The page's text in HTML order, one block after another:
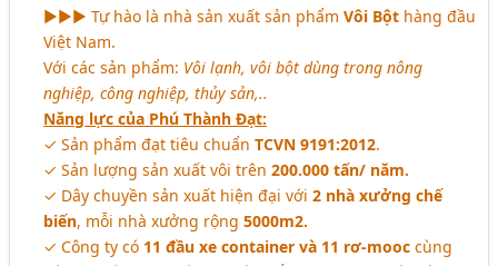
►►► Tự hào là nhà sản xuất sản phẩmVôi Bột hàng đầu
Việt Nam.
Với các sản phẩm: Vôi lạnh, vôi bột dùng trong nông
nghiệp, công nghiệp, thủy sản,..
Năng lực của Phú Thành Đạt:
✓ Sản phẩm đạt tiêu chuẩnTCVN 9191:2012.
✓ Sản lượng sản xuất vôi trên200.000 tấn/ năm.
✓ Dây chuyền sản xuất hiện đại với2 nhà xưởng chế
biến, mỗi nhà xưởng rộng5000m2.
✓ Công ty có 11 đầu xe container và 11 rơ-mooc cùng